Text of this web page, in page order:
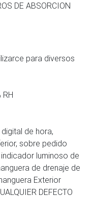
DE ABSORCION
para diversos
de hora,
sobre pedido
luminoso de
de drenaje de
Exterior
DEFECTO